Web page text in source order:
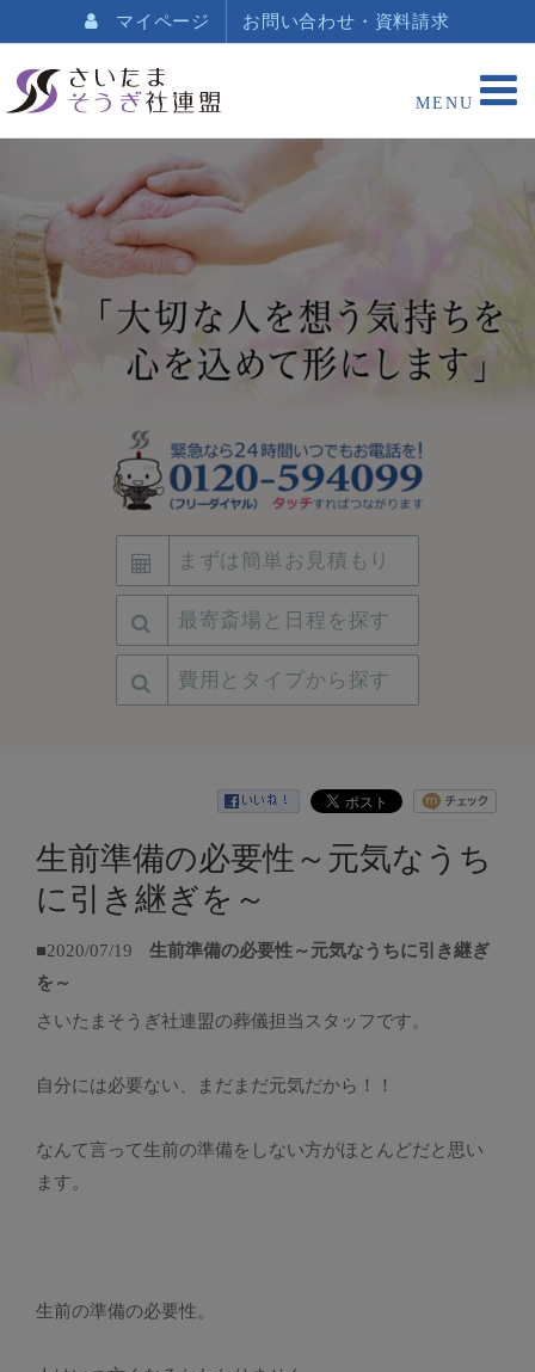
マイページ お問い合わせ・資料請求
まずは簡単お見積もり
最寄斎場と日程を探す
費用とタイプから探す
生前準備の必要性～元気なうち
に引き継ぎを～
■2020/07/19
生前準備の必要性～元気なうちに引き継ぎ
を～
さいたまそうぎ社連盟の葬儀担当スタッフです。
自分には必要ない、まだまだ元気だから！！
なんて言って生前の準備をしない方がほとんどだと思い
ます。
生前の準備の必要性。